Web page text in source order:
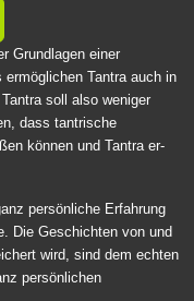
Grundlagen einer
Tantra auch in
soll also weniger
dass tantrische
können und Tantra er-
persönliche Erfahrung
Die Geschichten von und
wird, sind dem echten
persönlichen